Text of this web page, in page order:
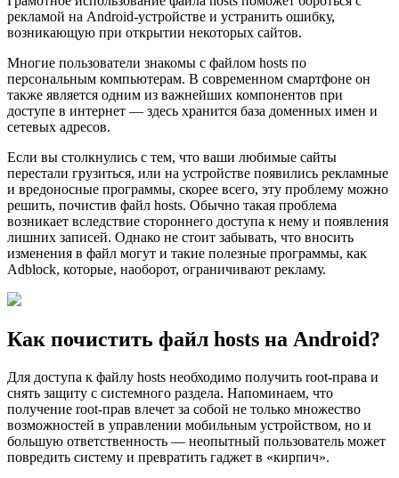
рекламой на Android-устройстве и устранить ошибку,
возникающую при открытии некоторых сайтов.
Многие пользователи знакомы с файлом hosts по
персональным компьютерам. В современном смартфоне он
также является одним из важнейших компонентов при
доступе в интернет — здесь хранится база доменных имен и
сетевых адресов.
Если вы столкнулись с тем, что ваши любимые сайты
перестали грузиться, или на устройстве появились рекламные
и вредоносные программы, скорее всего, эту проблему можно
решить, почистив файл hosts. Обычно такая проблема
возникает вследствие стороннего доступа к нему и появления
лишних записей. Однако не стоит забывать, что вносить
изменения в файл могут и такие полезные программы, как
Adblock, которые, наоборот, ограничивают рекламу.
Как почистить файл hosts на Android?
Для доступа к файлу hosts необходимо получить root-права и
снять защиту с системного раздела. Напоминаем, что
получение root-прав влечет за собой не только множество
возможностей в управлении мобильным устройством, но и
большую ответственность — неопытный пользователь может
повредить систему и превратить гаджет в «кирпич».